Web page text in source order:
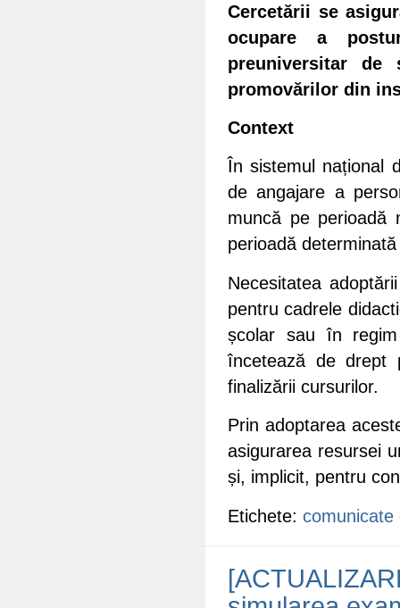
Cercetării se
ocupare a
preuniversitar
promovărilor din
Context
În sistemul național
de angajare a
muncă pe perioadă
perioadă
Necesitatea
pentru cadrele
școlar sau în
încetează de drept
finalizării cursurilor.
Prin adoptarea
asigurarea resursei
și, implicit, pentru
Etichete: comunicate